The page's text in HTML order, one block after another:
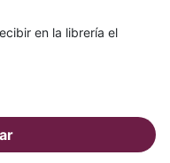
en la librería el